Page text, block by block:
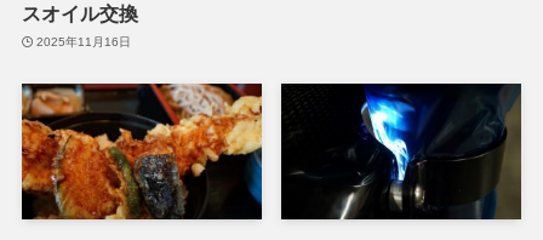
スオイル交換
2025年11月16日